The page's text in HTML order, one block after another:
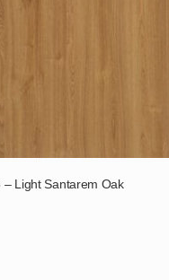
– Light Santarem Oak